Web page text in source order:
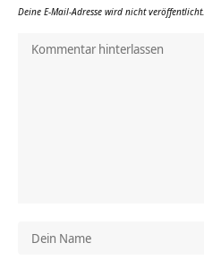
Deine E-Mail-Adresse wird nicht veröffentlicht.